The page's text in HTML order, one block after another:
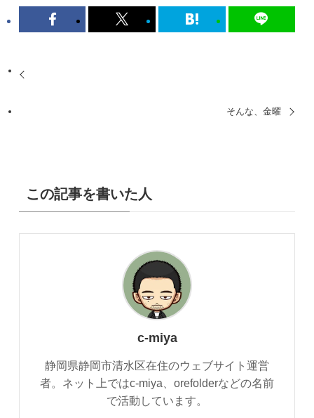
そんな、金曜
この記事を書いた人
c-miya
静岡県静岡市清水区在住のウェブサイト運営
者。ネット上ではc-miya、orefolderなどの名前
で活動しています。